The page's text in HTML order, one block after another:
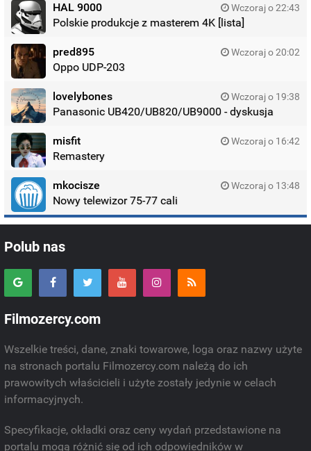
HAL 9000 Wczoraj o 22:43
Polskie produkcje z masterem 4K [lista]
pred895 Wczoraj o 20:02
Oppo UDP-203
lovelybones Wczoraj o 19:38
Panasonic UB420/UB820/UB9000 - dyskusja
misfit Wczoraj o 16:42
Remastery
mkocisze Wczoraj o 13:48
Nowy telewizor 75-77 cali
Polub nas
Filmozercy.com
Wszelkie treści, dane, znaki towarowe, loga oraz nazwy użyte
na stronach portalu Filmozercy.com należą do ich
prawowitych właścicieli i użyte zostały jedynie w celach
informacyjnych.
Specyfikacje, okładki oraz ceny wydań przedstawione na
portalu mogą różnić się od ich odpowiedników w